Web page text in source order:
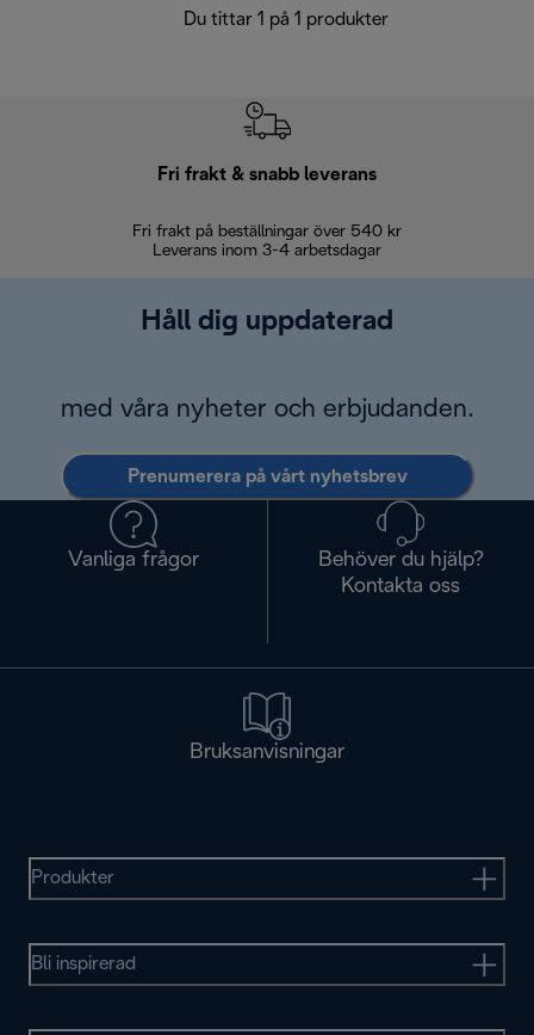
Du tittar 1 på 1 produkter
Fri frakt & snabb leverans
Fri frakt på beställningar över 540 kr
Leverans inom 3-4 arbetsdagar
Håll dig uppdaterad
med våra nyheter och erbjudanden.
Prenumerera på vårt nyhetsbrev
Vanliga frågor
Behöver du hjälp?
Kontakta oss
Bruksanvisningar
Produkter
Bli inspirerad